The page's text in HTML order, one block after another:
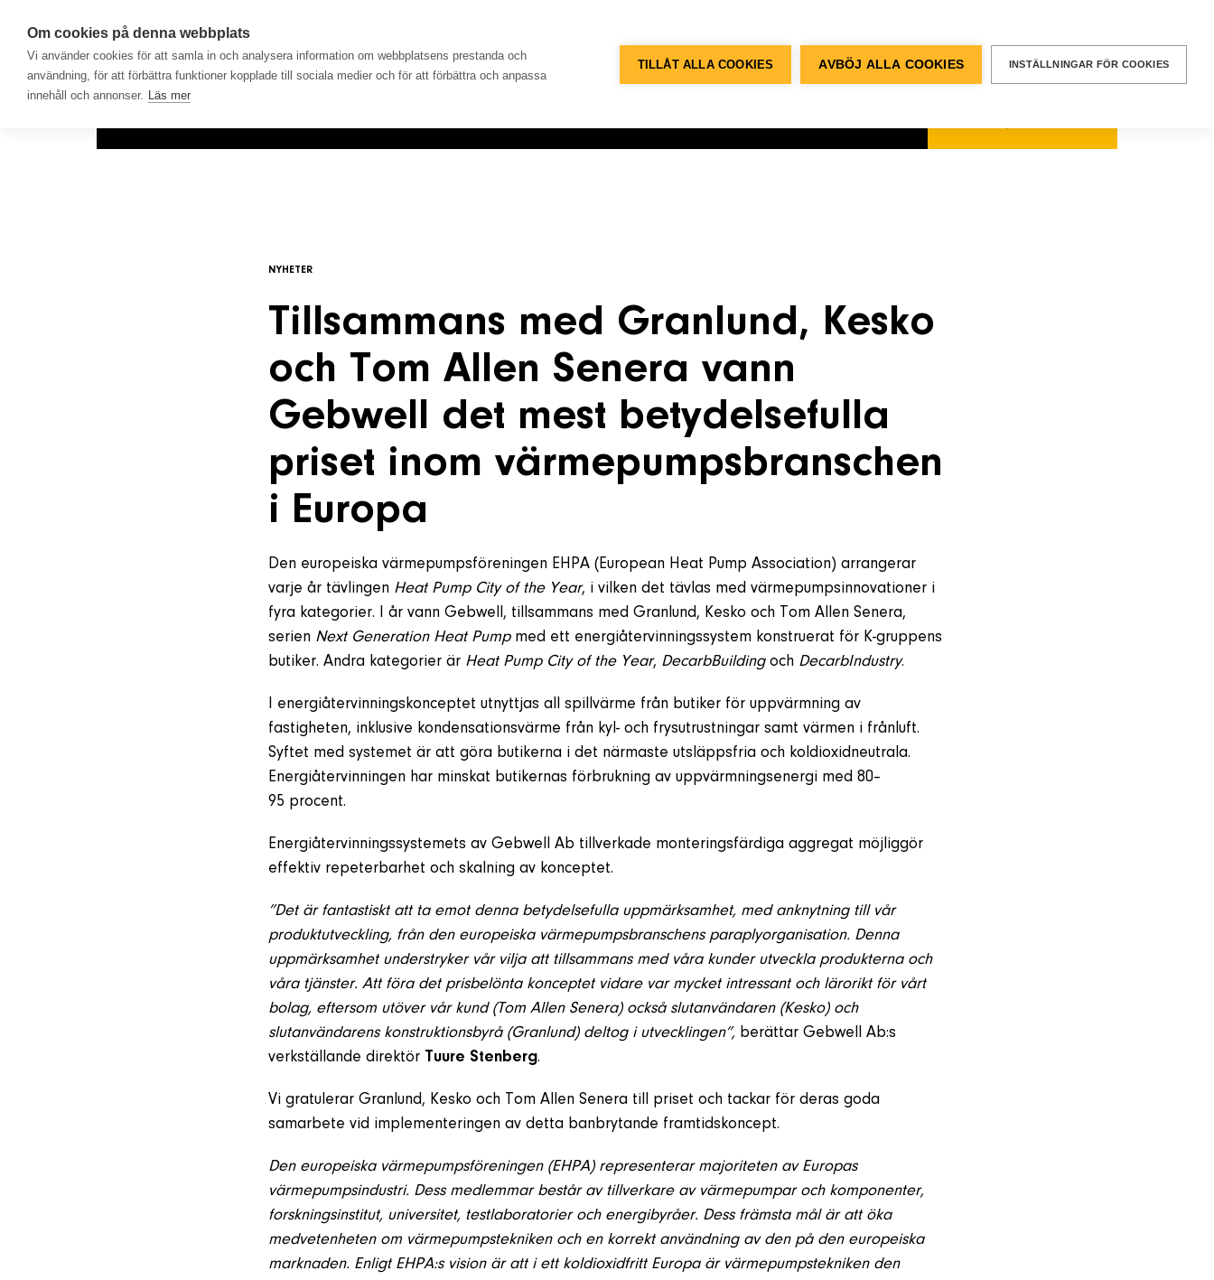
+46 8 515 109 70 Konsumentvägen 12, Älvsjö
Sök
efter:
NYHETER
Tillsammans med Granlund, Kesko
och Tom Allen Senera vann
Gebwell det mest betydelsefulla
priset inom värmepumpsbranschen
i Europa
Den europeiska värmepumpsföreningen EHPA (European Heat Pump Association) arrangerar
varje år tävlingen Heat Pump City of the Year, i vilken det tävlas med värmepumpsinnovationer i
fyra kategorier. I år vann Gebwell, tillsammans med Granlund, Kesko och Tom Allen Senera,
serien Next Generation Heat Pumpmed ett energiåtervinningssystem konstruerat för K-gruppens
butiker. Andra kategorier är Heat Pump City of the Year, DecarbBuildingoch DecarbIndustry.
I energiåtervinningskonceptet utnyttjas all spillvärme från butiker för uppvärmning av
fastigheten, inklusive kondensationsvärme från kyl- och frysutrustningar samt värmen i frånluft.
Syftet med systemet är att göra butikerna i det närmaste utsläppsfria och koldioxidneutrala.
Energiåtervinningen har minskat butikernas förbrukning av uppvärmningsenergi med 80–
95 procent.
Energiåtervinningssystemets av Gebwell Ab tillverkade monteringsfärdiga aggregat möjliggör
effektiv repeterbarhet och skalning av konceptet.
”Det är fantastiskt att ta emot denna betydelsefulla uppmärksamhet, med anknytning till vår
produktutveckling, från den europeiska värmepumpsbranschens paraplyorganisation. Denna
uppmärksamhet understryker vår vilja att tillsammans med våra kunder utveckla produkterna och
våra tjänster. Att föra det prisbelönta konceptet vidare var mycket intressant och lärorikt för vårt
bolag, eftersom utöver vår kund (Tom Allen Senera) också slutanvändaren (Kesko) och
slutanvändarens konstruktionsbyrå (Granlund) deltog i utvecklingen”, berättar Gebwell Ab:s
verkställande direktör Tuure Stenberg.
Vi gratulerar Granlund, Kesko och Tom Allen Senera till priset och tackar för deras goda
samarbete vid implementeringen av detta banbrytande framtidskoncept.
Den europeiska värmepumpsföreningen (EHPA) representerar majoriteten av Europas
värmepumpsindustri. Dess medlemmar består av tillverkare av värmepumpar och komponenter,
forskningsinstitut, universitet, testlaboratorier och energibyråer. Dess främsta mål är att öka
medvetenheten om värmepumpstekniken och en korrekt användning av den på den europeiska
marknaden. Enligt EHPA:s vision är att i ett koldioxidfritt Europa är värmepumpstekniken den
Om cookies på denna webbplats
Vi använder cookies för att samla in och analysera information om webbplatsens prestanda och
användning, för att förbättra funktioner kopplade till sociala medier och för att förbättra och anpassa
innehåll och annonser. Läs mer
TILLÅT ALLA COOKIES AVBÖJ ALLA COOKIES INSTÄLLNINGAR FÖR COOKIES